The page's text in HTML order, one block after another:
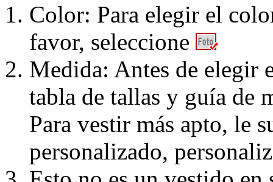
Color: Para elegir el
favor, seleccione
Medida: Antes de elegir
tabla de tallas y guía de
Para vestir más apto, le
personalizado,